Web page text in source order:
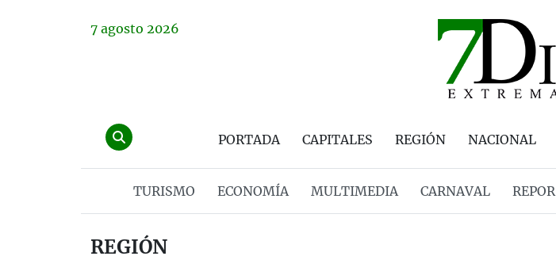
7 agosto 2026
PORTADA CAPITALES REGIÓN NACIONAL
TURISMO ECONOMÍA MULTIMEDIA CARNAVAL REPOR
REGIÓN